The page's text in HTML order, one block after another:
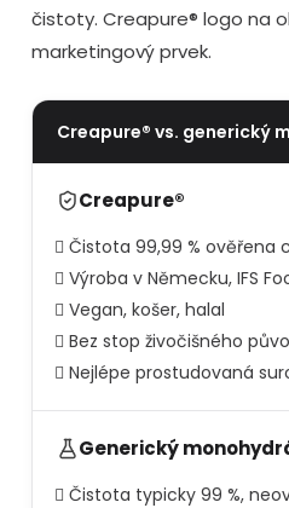
čistoty. Creapure® logo na
marketingový prvek.
Creapure® vs. generický
Creapure®
Čistota 99,99 % ověřena
Výroba v Německu, IFS
Vegan, košer, halal
Bez stop živočišného
Nejlépe prostudovaná
Generický
Čistota typicky 99 %,